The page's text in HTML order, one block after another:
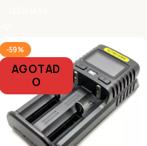
-59%
AGOTAD
O